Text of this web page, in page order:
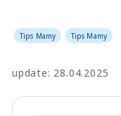
Tips Mamy Tips Mamy
update: 28.04.2025